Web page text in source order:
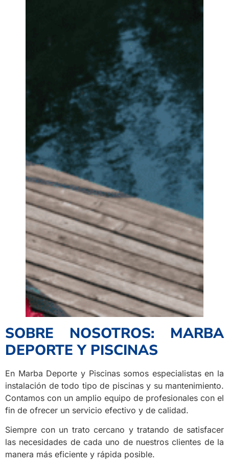
SOBRE NOSOTROS: MARBA
DEPORTE Y PISCINAS
En Marba Deporte y Piscinas somos especialistas en la
instalación de todo tipo de piscinas y su mantenimiento.
Contamos con un amplio equipo de profesionales con el
fin de ofrecer un servicio efectivo y de calidad.
Siempre con un trato cercano y tratando de satisfacer
las necesidades de cada uno de nuestros clientes de la
manera más eficiente y rápida posible.